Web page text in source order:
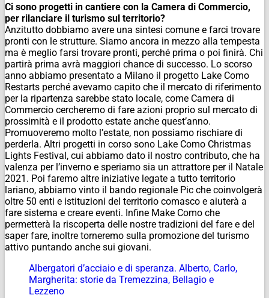
Ci sono progetti in cantiere con la Camera di Commercio,
per rilanciare il turismo sul territorio?
Anzitutto dobbiamo avere una sintesi comune e farci trovare
pronti con le strutture. Siamo ancora in mezzo alla tempesta
ma è meglio farsi trovare pronti, perché prima o poi finirà. Chi
partirà prima avrà maggiori chance di successo. Lo scorso
anno abbiamo presentato a Milano il progetto Lake Como
Restarts perché avevamo capito che il mercato di riferimento
per la ripartenza sarebbe stato locale, come Camera di
Commercio cercheremo di fare azioni proprio sul mercato di
prossimità e il prodotto estate anche quest’anno.
Promuoveremo molto l’estate, non possiamo rischiare di
perderla. Altri progetti in corso sono Lake Como Christmas
Lights Festival, cui abbiamo dato il nostro contributo, che ha
valenza per l’inverno e speriamo sia un attrattore per il Natale
2021. Poi faremo altre iniziative legate a tutto territorio
lariano, abbiamo vinto il bando regionale Pic che coinvolgerà
oltre 50 enti e istituzioni del territorio comasco e aiuterà a
fare sistema e creare eventi. Infine Make Como che
permetterà la riscoperta delle nostre tradizioni del fare e del
saper fare, inoltre torneremo sulla promozione del turismo
attivo puntando anche sui giovani.
Albergatori d’acciaio e di speranza. Alberto, Carlo,
Margherita: storie da Tremezzina, Bellagio e
Lezzeno